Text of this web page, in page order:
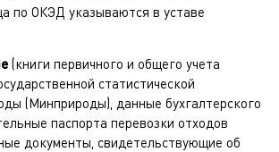
по ОКЭД указываются в уставе
(книги первичного и общего учета
статистической
(Минприроды), данные бухгалтерского
паспорта перевозки отходов
документы, свидетельствующие об